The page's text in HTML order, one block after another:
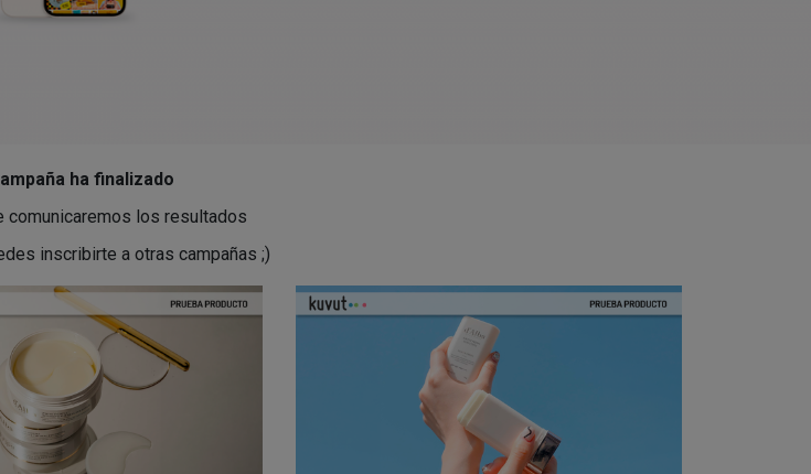
ha finalizado
comunicaremos los resultados
inscribirte a otras campañas ;)